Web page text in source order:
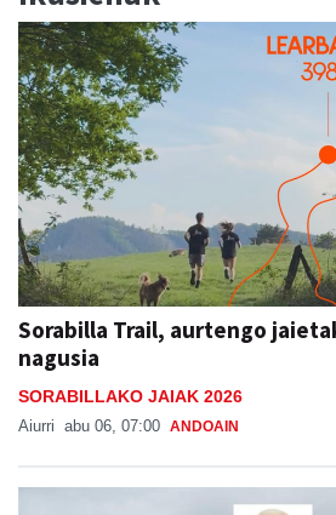
Sorabilla Trail, aurtengo
nagusia
SORABILLAKO JAIAK 2026
Aiurri